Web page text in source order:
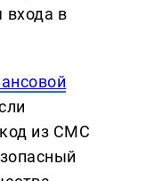
входа в
из СМС